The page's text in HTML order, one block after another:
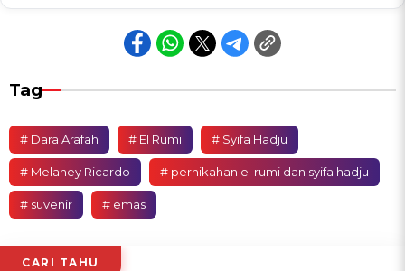
Tag
# Dara Arafah # El Rumi # Syifa Hadju
# Melaney Ricardo # pernikahan el rumi dan syifa hadju
# suvenir # emas
CARI TAHU